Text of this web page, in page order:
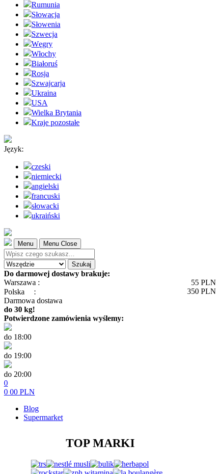
Rumunia
Słowacja
Słowenia
Szwecja
Węgry
Włochy
Białoruś
Rosja
Szwajcarja
Ukraina
USA
Wielka Brytania
Kraje pozostałe
Język:
czeski
niemiecki
angielski
francuski
słowacki
ukraiński
Menu Menu Close
Szukaj
Do darmowej dostawy brakuje:
Warszawa :
55 PLN
Polska
: 350 PLN
Darmowa dostawa
do 30 kg!
Potwierdzone zamówienia wyślemy:
do 18:00
do 19:00
do 20:00
0
0 00 PLN
Blog
Supermarket
TOP MARKI